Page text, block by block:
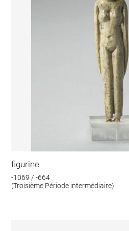
figurine
-1069 / -664
(Troisième Période intermédiaire)